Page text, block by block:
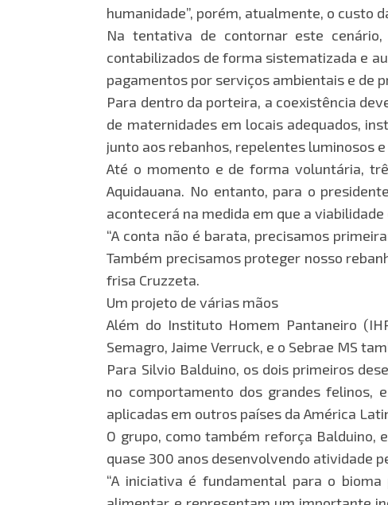
humanidade”, porém, atualmente, o custo
Na tentativa de contornar este
contabilizados de forma sistematizada e
pagamentos por serviços ambientais e de
Para dentro da porteira, a coexistência
de maternidades em locais adequados,
junto aos rebanhos, repelentes luminosos
Até o momento e de forma voluntária,
Aquidauana. No entanto, para o
acontecerá na medida em que a
“A conta não é barata, precisamos
Também precisamos proteger nosso
frisa Cruzzeta.
Um projeto de várias mãos
Além do Instituto Homem Pantaneiro
Semagro, Jaime Verruck, e o Sebrae MS
Para Silvio Balduino, os dois primeiros
no comportamento dos grandes felinos,
aplicadas em outros países da América
O grupo, como também reforça Balduino,
quase 300 anos desenvolvendo atividade
“A iniciativa é fundamental para o